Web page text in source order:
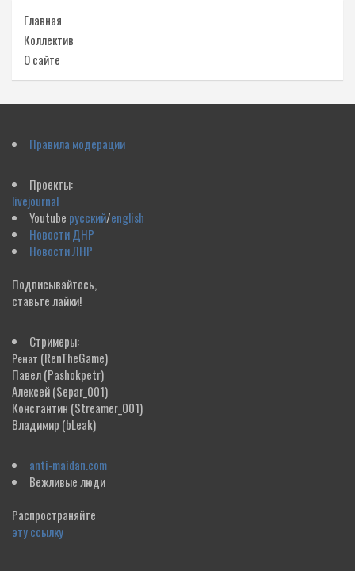
Главная
Коллектив
О сайте
Правила модерации
Проекты:
livejournal
Youtube русский/english
Новости ДНР
Новости ЛНР
Подписывайтесь,
ставьте лайки!
Стримеры:
Ренат (RenTheGame)
Павел(Pashokpetr)
Алексей(Separ_001)
Константин (Streamer_001)
Владимир (bLeak)
anti-maidan.com
Вежливые люди
Распространяйте
эту ссылку